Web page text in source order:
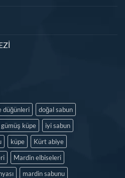
düğünleri
doğal sabun
gümüş küpe
iyi sabun
küpe
Kürt abiye
Mardin elbiseleri
mardin sabunu